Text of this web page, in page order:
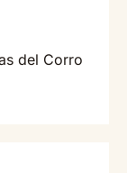
del Corro